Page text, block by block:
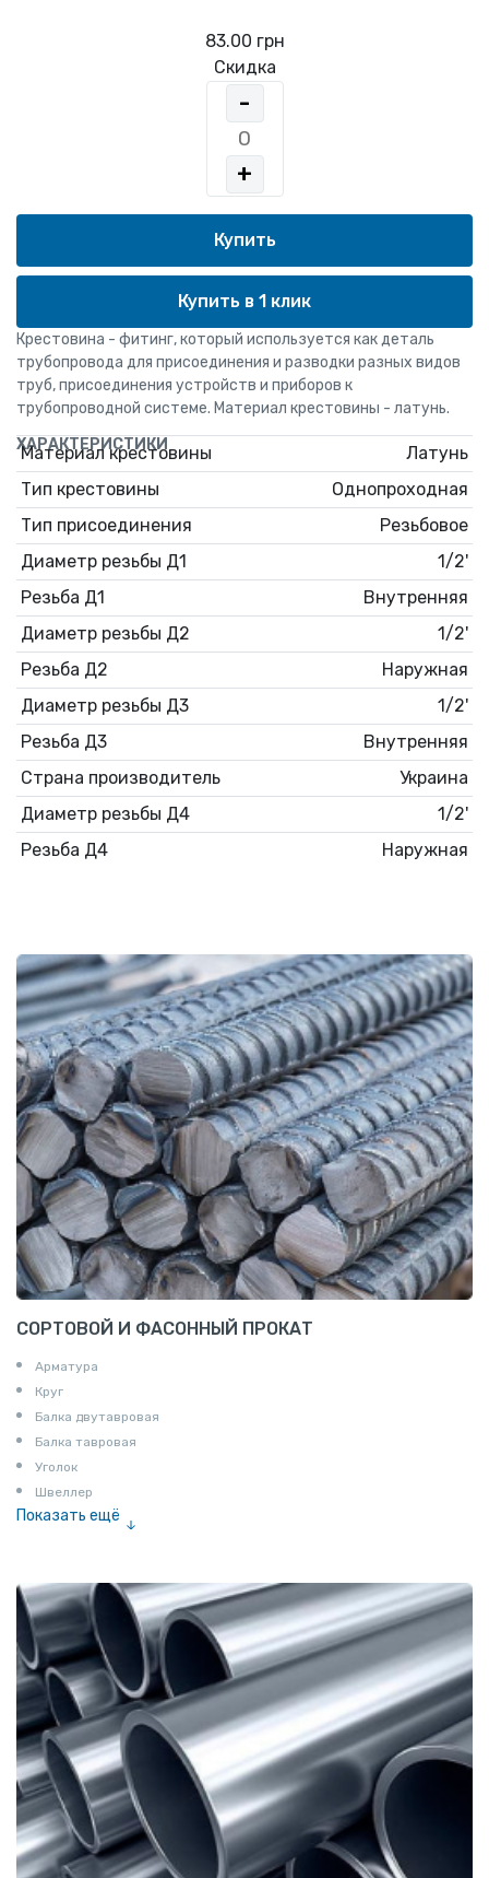
83.00 грн
Скидка
-
+
Купить в 1 клик
Крестовина - фитинг, который используется как деталь
трубопровода для присоединения и разводки разных видов
труб, присоединения устройств и приборов к
трубопроводной системе. Материал крестовины - латунь.
ХАРАКТЕРИСТИКИ
Материал крестовины
Латунь
Тип крестовины
Однопроходная
Тип присоединения
Резьбовое
Диаметр резьбы Д1
1/2'
Резьба Д1
Внутренняя
Диаметр резьбы Д2
1/2'
Резьба Д2
Наружная
Диаметр резьбы Д3
1/2'
Резьба Д3
Внутренняя
Страна производитель
Украина
Диаметр резьбы Д4
1/2'
Резьба Д4
Наружная
СОРТОВОЙ И ФАСОННЫЙ ПРОКАТ
Арматура
Круг
Балка двутавровая
Балка тавровая
Уголок
Швеллер
Показать ещё
Катанка
Шестигранник
Полособульб
Полукруг
Шпунт Ларсена